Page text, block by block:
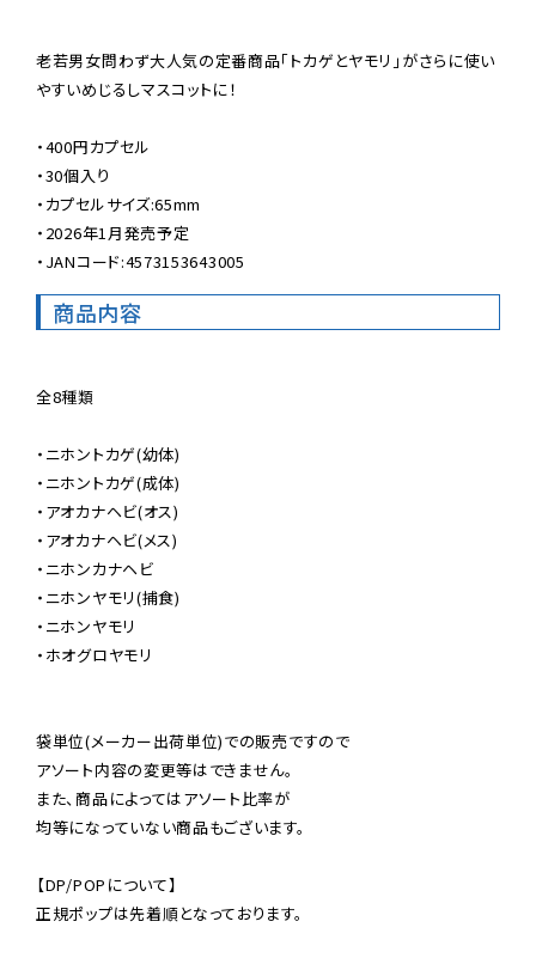
老若男女問わず大人気の定番商品「トカゲとヤモリ」がさらに使い
やすいめじるしマスコットに！
・400円カプセル
・30個入り
・カプセルサイズ:65mm
・2026年1月発売予定
・JANコード:4573153643005
商品内容
全8種類
・ニホントカゲ(幼体)
・ニホントカゲ(成体)
・アオカナヘビ(オス)
・アオカナヘビ(メス)
・ニホンカナヘビ
・ニホンヤモリ(捕食)
・ニホンヤモリ
・ホオグロヤモリ
袋単位(メーカー出荷単位)での販売ですので
アソート内容の変更等はできません。
また、商品によってはアソート比率が
均等になっていない商品もございます。
【DP/POPについて】
正規ポップは先着順となっております。